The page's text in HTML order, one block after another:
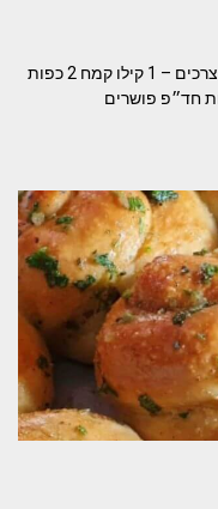
פיצה טעימה ומהירה – נועם זיגדון לבצק מצרכים – 1 קילו קמח 2 כפות